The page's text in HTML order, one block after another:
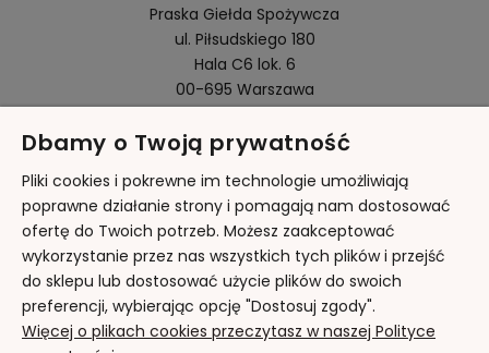
Praska Giełda Spożywcza
ul. Piłsudskiego 180
Hala C6 lok. 6
00-695 Warszawa
Pomoc
Moje konto
Płatności i dostawa
Informacje
Dbamy o Twoją prywatność
Pliki cookies i pokrewne im technologie umożliwiają
poprawne działanie strony i pomagają nam dostosować
ofertę do Twoich potrzeb. Możesz zaakceptować
wykorzystanie przez nas wszystkich tych plików i przejść
do sklepu lub dostosować użycie plików do swoich
preferencji, wybierając opcję "Dostosuj zgody".
Więcej o plikach cookies przeczytasz w naszej Polityce